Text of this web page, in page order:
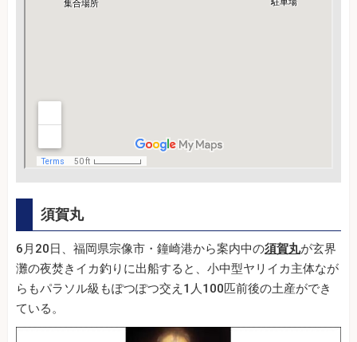
須賀丸
6月20日、福岡県宗像市・鐘崎港から案内中の須賀丸が玄界
灘の夜焚きイカ釣りに出船すると、小中型ヤリイカ主体なが
らもパラソル級もぽつぽつ交え1人100匹前後の土産ができ
ている。